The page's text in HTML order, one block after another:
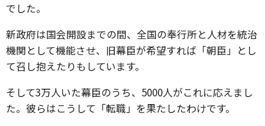
でした。
新政府は国会開設までの間、全国の奉行所と人材を統治
機関として機能させ、旧幕臣が希望すれば「朝臣」とし
て召し抱えたりもしています。
そして3万人いた幕臣のうち、5000人がこれに応えまし
た。彼らはこうして「転職」を果たしたわけです。